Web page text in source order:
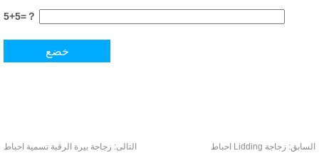
5+5=？
زجاجة Lidding احباط التالى:زجاجة بيرة الرقبة تسمية احباط